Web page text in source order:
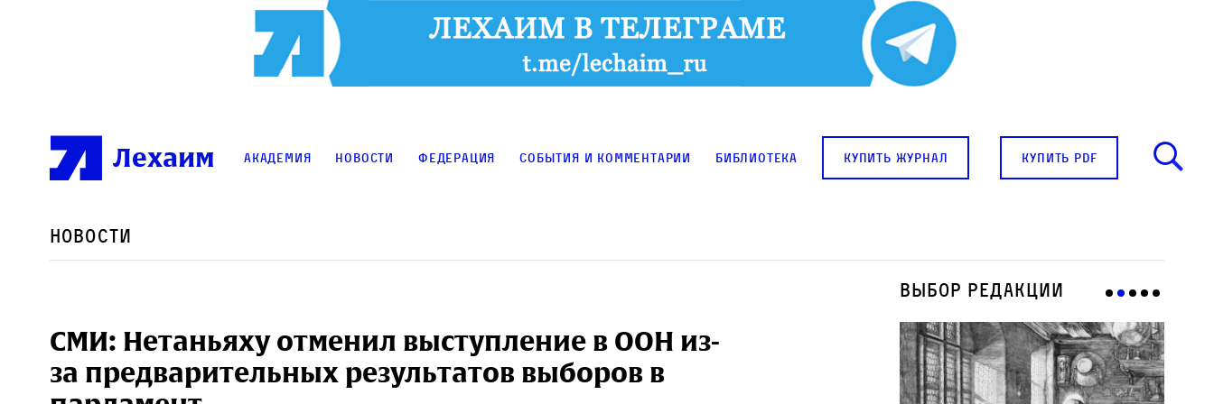
Лехаим Академия Новости Федерация События и комментарии Библиотека купить журнал купить pdf
Новости
СМИ: Нетаньяху отменил выступление в ООН из-
за предварительных результатов выборов в
Выбор редакции